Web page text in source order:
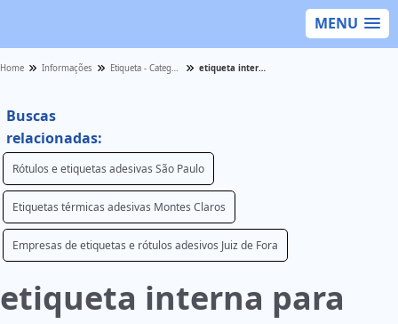
MENU
Home Informações Etiqueta - Categoria etiqueta interna para roupas
Buscas
relacionadas:
Rótulos e etiquetas adesivas São Paulo
Etiquetas térmicas adesivas Montes Claros
Empresas de etiquetas e rótulos adesivos Juiz de Fora
etiqueta interna para